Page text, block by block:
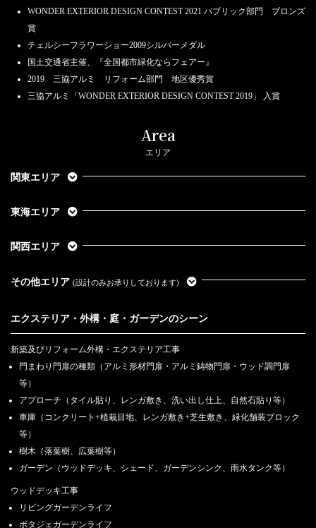
WONDER EXTERIOR DESIGN CONTEST 2021 パブリック部門 ブロンズ
賞
チェルシーフラワーショー2009シルバーメダル
国土交通省主催、『全国都市緑化ならフェアー』
2019 三協アルミ リフォーム部門 地区優秀賞
三協アルミ「WONDER EXTERIOR DESIGN CONTEST 2019」 入賞
Area
エリア
関東エリア
東海エリア
関西エリア
その他エリア (設計のみお承りしております)
エクステリア・外構・庭・ガーデンのシーン
新築及びリフォーム外構・エクステリア工事
門まわり門扉の種類（アルミ形材門扉・アルミ鋳物門扉・ウッド調門扉
等）
アプローチ（タイル貼り、レンガ敷き、洗い出し仕上、自然石貼り等）
車庫（コンクリート+植栽目地、レンガ敷き+芝生敷き、緑化舗装ブロック
等）
樹木（落葉樹、広葉樹等）
ガーデン（ウッドデッキ、シェード、ガーデンシンク、雨水タンク等）
ウッドデッキ工事
リビングガーデンライフ
ポタジェガーデンライフ